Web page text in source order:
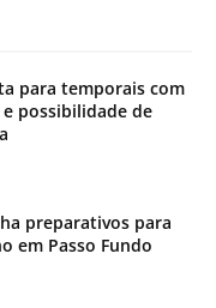
para temporais com
possibilidade de
preparativos para
em Passo Fundo